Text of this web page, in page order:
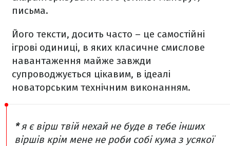
письма.
Його тексти, досить часто – це самостійні
ігрові одиниці, в яких класичне смислове
навантаження майже завжди
супроводжується цікавим, в ідеалі
новаторським технічним виконанням.
*я є вірш твій нехай не буде в тебе інших
віршів крім мене не роби собі кума з усякої